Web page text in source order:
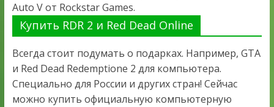
Auto V от Rockstar Games.
Купить RDR 2 и Red Dead Online
Всегда стоит подумать о подарках. Например, GTA
и Red Dead Redemptione 2 для компьютера.
Специально для России и других стран! Сейчас
можно купить официальную компьютерную